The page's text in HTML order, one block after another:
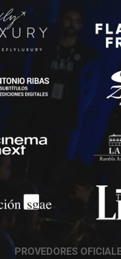
PROVEDORES